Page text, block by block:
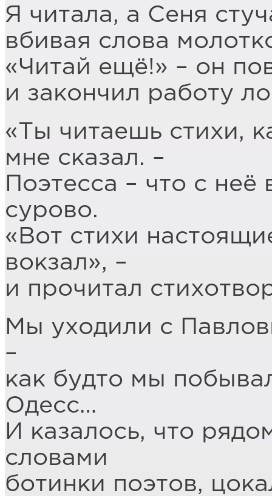
Я читала, а Сеня
вбивая слова
«Читай ещё!» – он
и закончил работу
«Ты читаешь стихи,
мне сказал. –
Поэтесса – что с неё
сурово.
«Вот стихи
вокзал», –
и прочитал
Мы уходили с
–
как будто мы
Одесс…
И казалось, что
словами
ботинки поэтов,